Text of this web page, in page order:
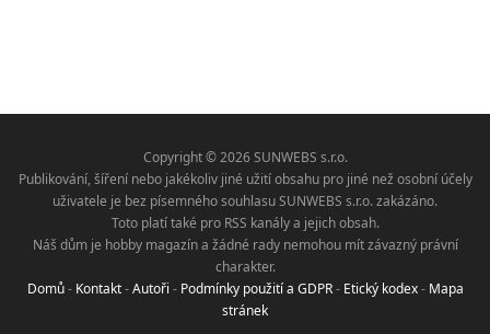
Copyright © 2026 SUNWEBS s.r.o.
Publikování, šíření nebo jakékoliv jiné užití obsahu pro jiné než osobní účely
uživatele je bez písemného souhlasu SUNWEBS s.r.o. zakázáno.
Toto platí také pro RSS kanály a jejich obsah.
Náš dům je hobby magazín a žádné rady nemohou mít závazný právní
charakter.
Domů- Kontakt-Autoři - Podmínky použití a GDPR- Etický kodex- Mapa
stránek